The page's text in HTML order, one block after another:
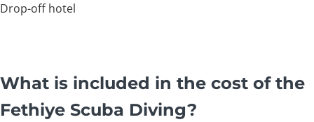
Drop-off hotel
What is included in the cost of the
Fethiye Scuba Diving?